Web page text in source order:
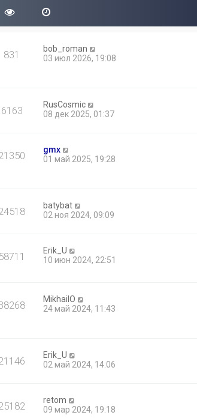
831
bob_roman
03 июл 2026, 19:08
6163
RusCosmic
08 дек 2025, 01:37
gmx
01 май 2025, 19:28
batybat
02 ноя 2024, 09:09
58711
Erik_U
10 июн 2024, 22:51
MikhailO
24 май 2024, 11:43
Erik_U
02 май 2024, 14:06
retom
09 мар 2024, 19:18